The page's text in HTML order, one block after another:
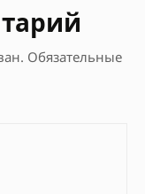
Обязательные